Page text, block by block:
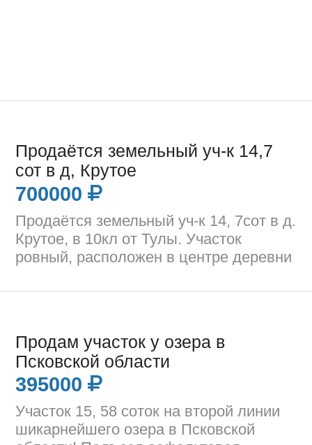
Продаётся земельный уч-к 14,7
сот в д, Крутое
700000
Продаётся земельный уч-к 14, 7сот в д.
Крутое, в 10кл от Тулы. Участок
ровный, расположен в центре деревни
Продам участок у озера в
Псковской области
395000
Участок 15, 58 соток на второй линии
шикарнейшего озера в Псковской